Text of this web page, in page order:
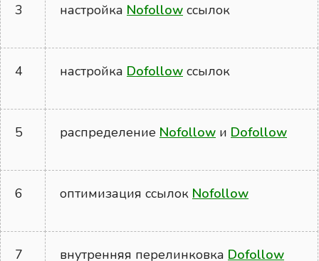
3 настройка Nofollow ссылок
4 настройка Dofollow ссылок
5 распределение Nofollow и Dofollow
6 оптимизация ссылок Nofollow
7 внутренняя перелинковка Dofollow